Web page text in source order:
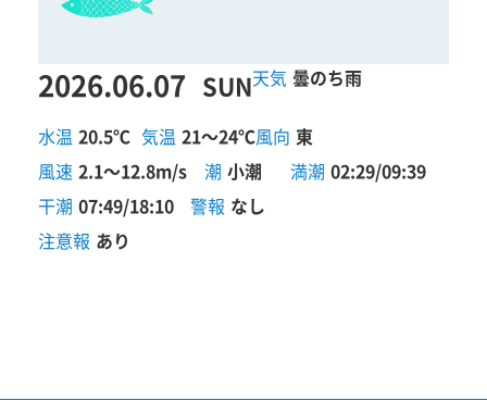
2026.06.07 SUN 曇のち雨
水温 20.5℃ 気温 21～24℃風向 東
風速 2.1～12.8m/s 潮 小潮 満潮 02:29/09:39
干潮 07:49/18:10 警報 なし
注意報 あり